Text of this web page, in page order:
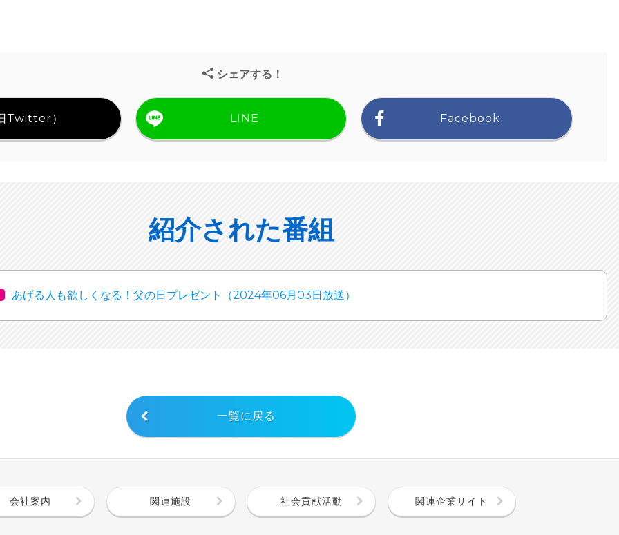
シェアする！
Twitter） LINE Facebook
紹介された番組
あげる人も欲しくなる！父の日プレゼント（2024年06月03日放送）
一覧に戻る
会社案内 関連施設 社会貢献活動 関連企業サイト